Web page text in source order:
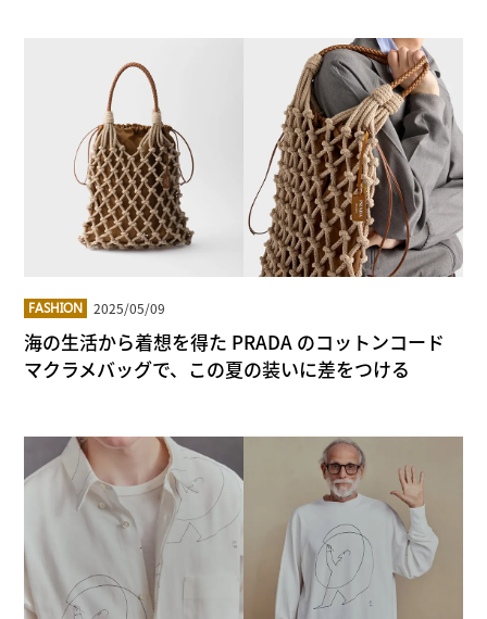
FASHION 2025/05/09
海の生活から着想を得た PRADA のコットンコード
マクラメバッグで、この夏の装いに差をつける